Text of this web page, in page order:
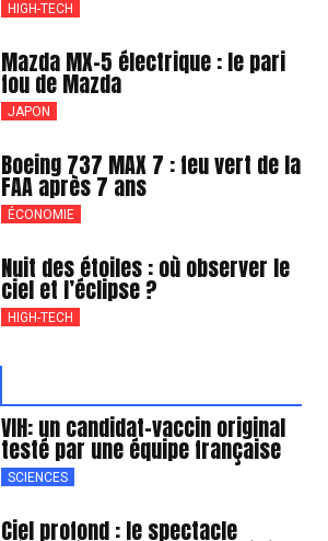
HIGH-TECH
Mazda MX-5 électrique : le pari
fou de Mazda
JAPON
Boeing 737 MAX 7 : feu vert de la
FAA après 7 ans
ÉCONOMIE
Nuit des étoiles : où observer le
ciel et l’éclipse ?
HIGH-TECH
VIH: un candidat-vaccin original
testé par une équipe française
SCIENCES
Ciel profond : le spectacle